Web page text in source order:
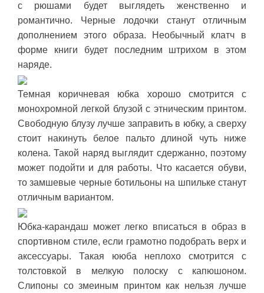
с рюшами будет выглядеть женственно и
романтично. Черные лодочки станут отличным
дополнением этого образа. Необычный клатч в
форме книги будет последним штрихом в этом
наряде.
Темная коричневая юбка хорошо смотрится с
монохромной легкой блузой с этническим принтом.
Свободную блузу лучше заправить в юбку, а сверху
стоит накинуть белое пальто длиной чуть ниже
колена. Такой наряд выглядит сдержанно, поэтому
может подойти и для работы. Что касается обуви,
то замшевые черные ботильоны на шпильке станут
отличным вариантом.
Юбка-карандаш может легко вписаться в образ в
спортивном стиле, если грамотно подобрать верх и
аксессуары. Такая ююба неплохо смотрится с
толстовкой в мелкую полоску с капюшоном.
Слипоны со змеиным принтом как нельзя лучше